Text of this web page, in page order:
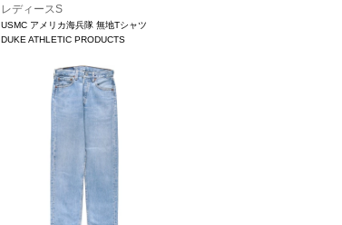
レディースS
USMC アメリカ海兵隊 無地Tシャツ
DUKE ATHLETIC PRODUCTS